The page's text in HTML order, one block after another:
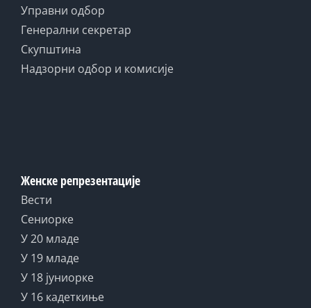
Управни одбор
Генерални секретар
Скупштина
Надзорни одбор и комисије
Женске репрезентације
Вести
Сениорке
У 20 младе
У 19 младе
У 18 јуниорке
У 16 кадеткиње